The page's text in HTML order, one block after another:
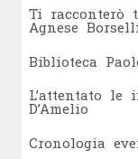
Ti racconterò
Agnese
Biblioteca
L’attentato
D’Amelio
Cronologia